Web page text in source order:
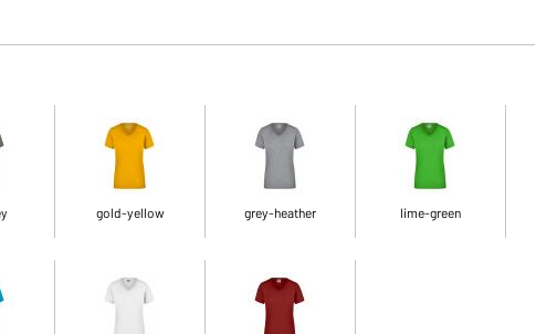
gold-yellow grey-heather lime-green